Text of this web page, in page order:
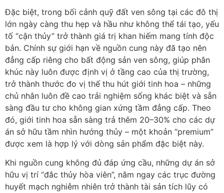
Đặc biệt, trong bối cảnh quỹ đất ven sông tại các đô thị
lớn ngày càng thu hẹp và hầu như không thể tái tạo, yếu
tố “cận thủy” trở thành giá trị khan hiếm mang tính độc
bản. Chính sự giới hạn về nguồn cung này đã tạo nên
đẳng cấp riêng cho bất động sản ven sông, giúp phân
khúc này luôn được định vị ở tầng cao của thị trường,
trở thành thước đo vị thế thu hút giới tinh hoa – những
chủ nhân luôn đề cao trải nghiệm sống khác biệt và sẵn
sàng đầu tư cho không gian xứng tầm đẳng cấp. Theo
đó, giới tinh hoa sẵn sàng trả thêm 20–30% cho các dự
án sở hữu tầm nhìn hướng thủy – một khoản “premium”
được xem là hợp lý với dòng sản phẩm đặc biệt này.
Khi nguồn cung không đủ đáp ứng cầu, những dự án sở
hữu vị trí “đắc thủy hòa viên”, nằm ngay các trục đường
huyết mạch nghiễm nhiên trở thành tài sản tích lũy có